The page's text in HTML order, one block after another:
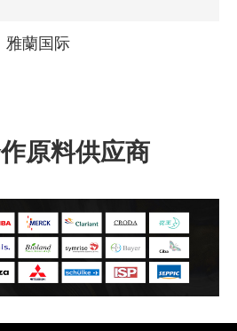
雅蘭国际
原料供应商